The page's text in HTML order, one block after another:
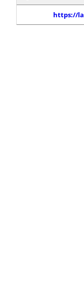
https://